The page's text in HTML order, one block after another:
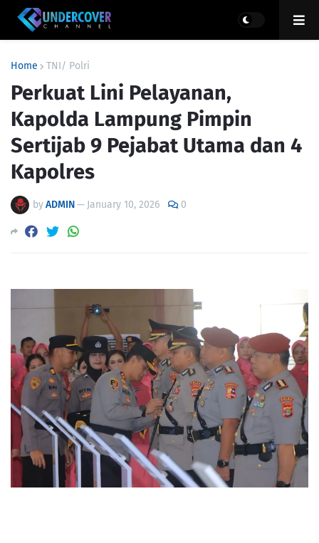
Home TNI/ Polri
Perkuat Lini Pelayanan,
Kapolda Lampung Pimpin
Sertijab 9 Pejabat Utama dan 4
Kapolres
byADMIN— January 10, 2026 0